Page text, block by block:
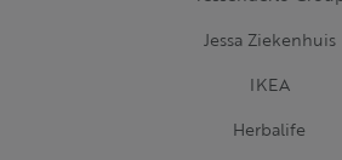
Jessa Ziekenhuis
IKEA
Herbalife